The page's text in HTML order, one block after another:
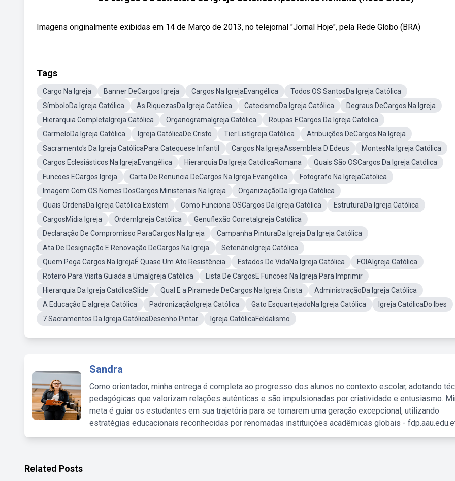
Imagens originalmente exibidas em 14 de Março de 2013, no telejornal "Jornal Hoje", pela Rede Globo (BRA)
Tags
Cargo Na Igreja Banner DeCargos Igreja Cargos Na IgrejaEvangélica
Todos OS SantosDa Igreja Católica
SímboloDa Igreja Católica
As RiquezasDa Igreja Católica CatecismoDa Igreja Católica
Degraus DeCargos Na Igreja
Hierarquia CompletaIgreja Católica
OrganogramaIgreja Católica
Roupas ECargos Da Igreja Catolica
CarmeloDa Igreja Católica
Igreja CatólicaDe Cristo Tier ListIgreja Católica
Atribuições DeCargos Na Igreja
Sacramento's Da Igreja CatólicaPara Catequese Infantil
Cargos Na IgrejaAssembleia D Edeus
MontesNa Igreja Católica
Cargos Eclesiásticos Na IgrejaEvangélica
Hierarquia Da Igreja CatólicaRomana
Quais São OSCargos Da Igreja Católica
Funcoes ECargos Igreja
Carta De Renuncia DeCargos Na Igreja Evangélica
Fotografo Na IgrejaCatolica
Imagem Com OS Nomes DosCargos Ministeriais Na Igreja
OrganizaçãoDa Igreja Católica
Quais OrdensDa Igreja Católica Existem
Como Funciona OSCargos Da Igreja Católica
EstruturaDa Igreja Católica
CargosMidia Igreja
OrdemIgreja Católica
Genuflexão CorretaIgreja Católica
Declaração De Compromisso ParaCargos Na Igreja
Campanha PinturaDa Igreja Da Igreja Católica
Ata De Designação E Renovação DeCargos Na Igreja
SetenárioIgreja Católica
Quem Pega Cargos Na IgrejaÉ Quase Um Ato Resistência
Estados De VidaNa Igreja Católica
FOIAIgreja Católica
Roteiro Para Visita Guiada a UmaIgreja Católica
Lista De CargosE Funcoes Na Igreja Para Imprimir
Hierarquia Da Igreja CatólicaSlide
Qual E a Piramede DeCargos Na Igreja Crista
AdministraçãoDa Igreja Católica
A Educação E aIgreja Católica
PadronizaçãoIgreja Católica Gato EsquartejadoNa Igreja Católica
Igreja CatólicaDo Ibes
7 Sacramentos Da Igreja CatólicaDesenho Pintar
Igreja CatólicaFeldalismo
Sandra
Como orientador, minha entrega é completa ao progresso dos alunos no contexto escolar, adotando
pedagógicas que valorizam relações autênticas e são impulsionadas por criatividade e entusiasmo.
meta é guiar os estudantes em sua trajetória para se tornarem uma geração excepcional, utilizando
estratégias educacionais reconhecidas por renomadas instituições acadêmicas globais -
Related Posts